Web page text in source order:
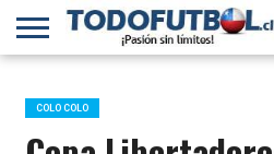
PRIMERA
B
SELECCIÓN
CHILENA
CHILENOS
EN EL
MUNDO
FÚTBOL
INTERNACIONAL
COLO COLO